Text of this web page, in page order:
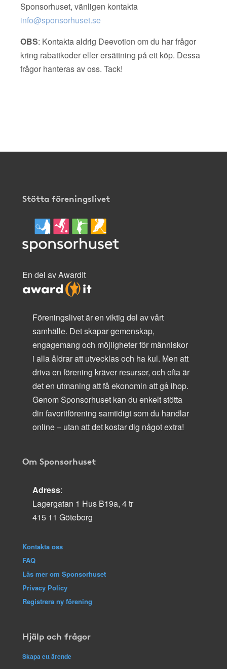
Sponsorhuset, vänligen kontakta
info@sponsorhuset.se
OBS: Kontakta aldrig Deevotion om du har frågor
kring rabattkoder eller ersättning på ett köp. Dessa
frågor hanteras av oss. Tack!
Stötta föreningslivet
En del av AwardIt
Föreningslivet är en viktig del av vårt
samhälle. Det skapar gemenskap,
engagemang och möjligheter för människor
i alla åldrar att utvecklas och ha kul. Men att
driva en förening kräver resurser, och ofta är
det en utmaning att få ekonomin att gå ihop.
Genom Sponsorhuset kan du enkelt stötta
din favoritförening samtidigt som du handlar
online – utan att det kostar dig något extra!
Om Sponsorhuset
Adress:
Lagergatan 1 Hus B19a, 4 tr
415 11 Göteborg
Kontakta oss
FAQ
Läs mer om Sponsorhuset
Privacy Policy
Registrera ny förening
Hjälp och frågor
Skapa ett ärende